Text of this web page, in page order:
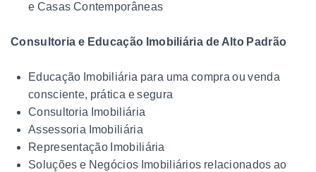
e Casas Contemporâneas
Consultoria e Educação Imobiliária de Alto Padrão
Educação Imobiliária para uma compra ou venda
consciente, prática e segura
Consultoria Imobiliária
Assessoria Imobiliária
Representação Imobiliária
Soluções e Negócios Imobiliários relacionados ao